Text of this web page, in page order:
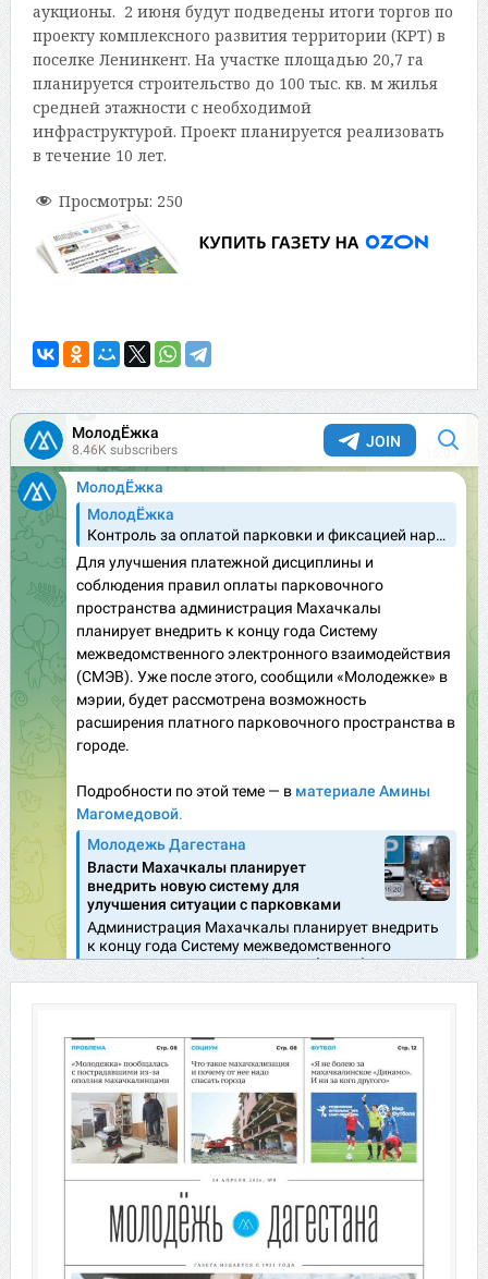
аукционы. 2 июня будут подведены итоги торгов по
проекту комплексного развития территории (КРТ) в
поселке Ленинкент. На участке площадью 20,7 га
планируется строительство до 100 тыс. кв. м жилья
средней этажности с необходимой
инфраструктурой. Проект планируется реализовать
в течение 10 лет.
Просмотры: 250